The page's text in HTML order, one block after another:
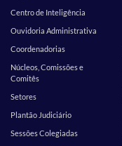
Centro de Inteligência
Ouvidoria Administrativa
Coordenadorias
Núcleos, Comissões e
Comitês
Setores
Plantão Judiciário
Sessões Colegiadas